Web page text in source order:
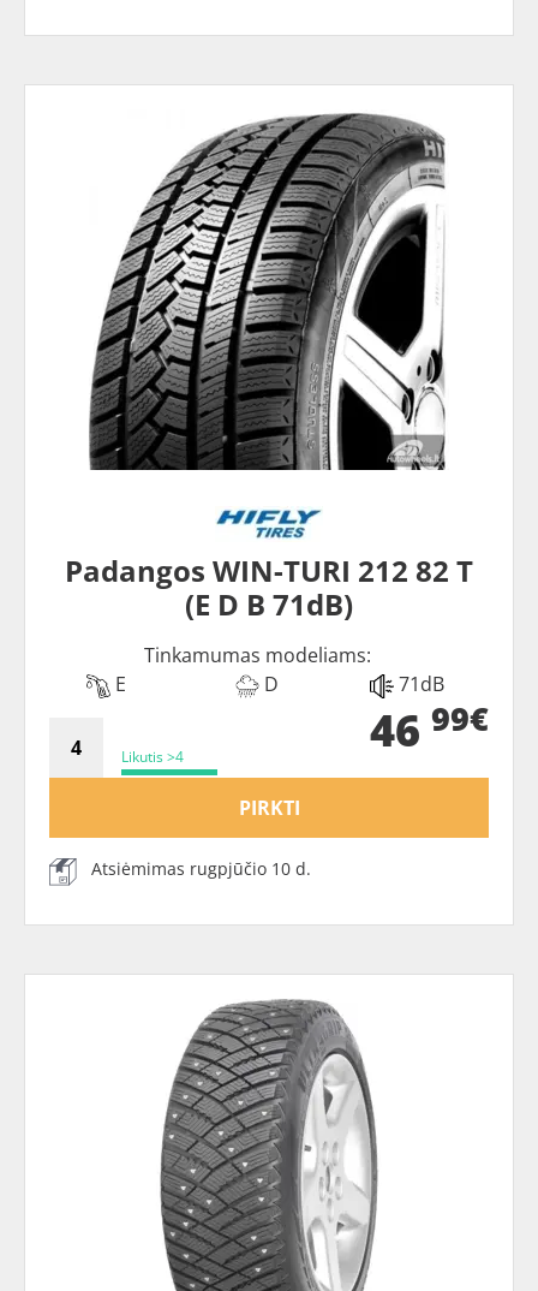
Padangos WIN-TURI 212 82 T
(E D B 71dB)
Tinkamumas modeliams:
E
D 71dB
Likutis >4 46 99€
PIRKTI
Atsiėmimas rugpjūčio 10 d.